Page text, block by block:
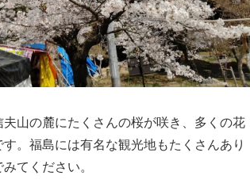
山の麓にたくさんの桜が咲き、多くの花
。福島には有名な観光地もたくさんあり
てください。